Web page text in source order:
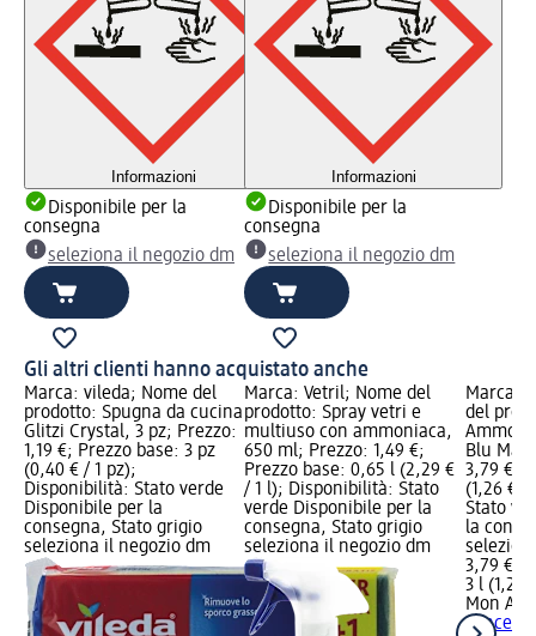
Informazioni
Disponibile per la
consegna
seleziona il negozio dm
Informazioni
Disponibile per la
consegna
seleziona il negozio dm
Gli altri clienti hanno acquistato anche
Marca: vileda; Nome del
prodotto: Spugna da cucina
Glitzi Crystal, 3 pz; Prezzo:
1,19 €; Prezzo base: 3 pz
(0,40 € / 1 pz);
Disponibilità: Stato verde
Disponibile per la
consegna, Stato grigio
seleziona il negozio dm
Marca: Vetril; Nome del
prodotto: Spray vetri e
multiuso con ammoniaca,
650 ml; Prezzo: 1,49 €;
Prezzo base: 0,65 l (2,29 €
/ 1 l); Disponibilità: Stato
verde Disponibile per la
consegna, Stato grigio
seleziona il negozio dm
Marca:
del
Blu
3,79 €;
(1,26 € /
Stato
la
3,79 €
3 l (1,26
Mon